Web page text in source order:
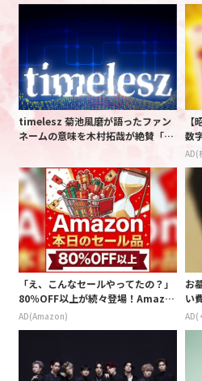
timelesz 菊池風磨が語ったファン
ネームの意味を木村拓哉が絶賛「考
数
全
AD(
「え、こんなセールやってたの？」
80％OFF以上が続々登場！Amazo
nの本気が凄すぎる
AD(Amazon)
お
い
AD(